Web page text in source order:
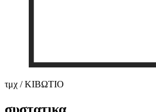
τμχ / ΚΙΒΩΤΙΟ